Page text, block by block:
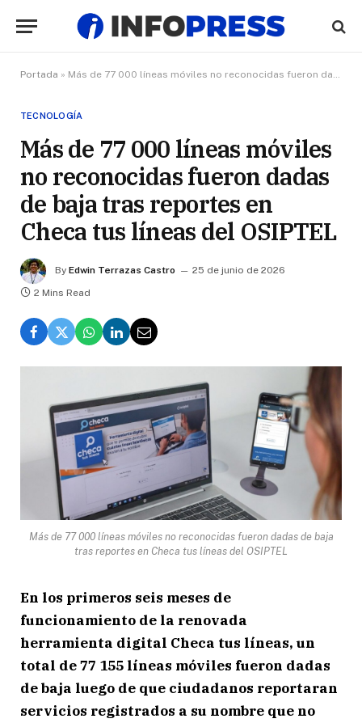
Portada » Más de 77 000 líneas móviles no reconocidas fueron dadas de baja tras reportes en Checa tus líneas del OSIPTEL
TECNOLOGÍA
Más de 77 000 líneas móviles
no reconocidas fueron dadas
de baja tras reportes en
Checa tus líneas del OSIPTEL
By Edwin Terrazas Castro
25 de junio de 2026
2 Mins Read
Más de 77 000 líneas móviles no reconocidas fueron dadas de baja
tras reportes en Checa tus líneas del OSIPTEL
En los primeros seis meses de
funcionamiento de la renovada
herramienta digital Checa tus líneas, un
total de 77 155 líneas móviles fueron dadas
de baja luego de que ciudadanos reportaran
servicios registrados a su nombre que no